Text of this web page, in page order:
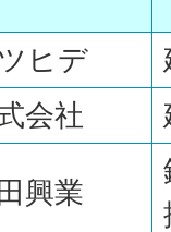
ヒデ
会社
興業